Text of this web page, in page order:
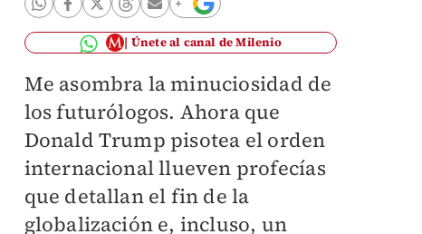
Únete al canal de Milenio
Me asombra la minuciosidad de
los futurólogos. Ahora que
Donald Trump pisotea el orden
internacional llueven profecías
que detallan el fin de la
globalización e, incluso, un